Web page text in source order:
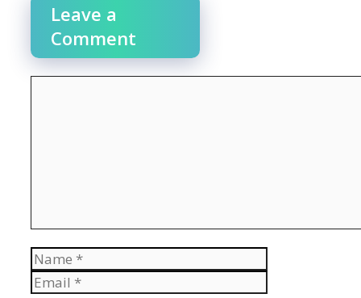
Leave a
Comment
Name
Email